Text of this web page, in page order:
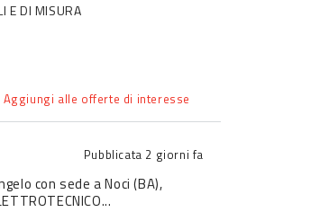
E DI MISURA
Aggiungi alle offerte di interesse
Pubblicata 2 giorni fa
con sede a Noci (BA),